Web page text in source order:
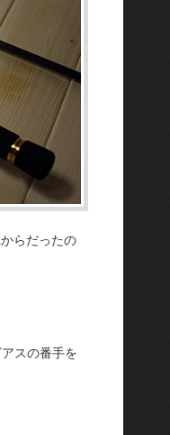
らだったの
スの番手を